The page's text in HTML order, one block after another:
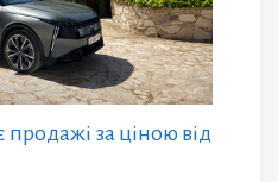
продажі за ціною від